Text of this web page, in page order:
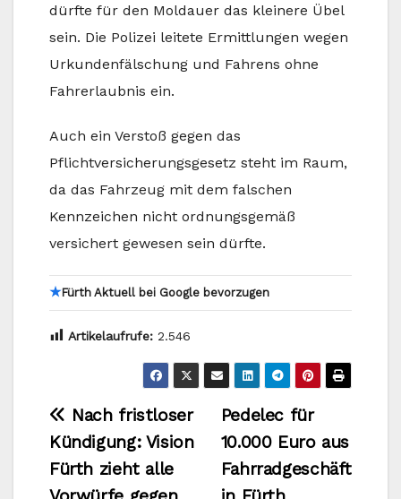
dürfte für den Moldauer das kleinere Übel
sein. Die Polizei leitete Ermittlungen wegen
Urkundenfälschung und Fahrens ohne
Fahrerlaubnis ein.
Auch ein Verstoß gegen das
Pflichtversicherungsgesetz steht im Raum,
da das Fahrzeug mit dem falschen
Kennzeichen nicht ordnungsgemäß
versichert gewesen sein dürfte.
★Fürth Aktuell bei Google bevorzugen
Artikelaufrufe: 2.546
Beitragsnavigation
Pedelec für
10.000 Euro aus
Fahrradgeschäft
Nach fristloser
Kündigung: Vision
Fürth zieht alle